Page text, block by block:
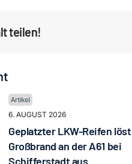
teilen!
6. AUGUST 2026
Geplatzter LKW-Reifen löst
Großbrand an der A61 bei
Schifferstadt aus